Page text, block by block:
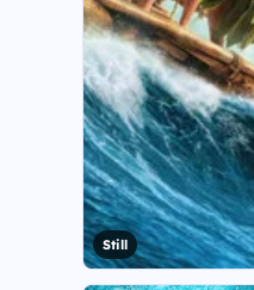
Still